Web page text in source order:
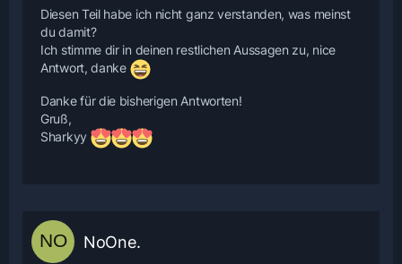
Diesen Teil habe ich nicht ganz verstanden, was meinst
du damit?
Ich stimme dir in deinen restlichen Aussagen zu, nice
Antwort, danke
Danke für die bisherigen Antworten!
Gruß,
Sharkyy
NoOne.